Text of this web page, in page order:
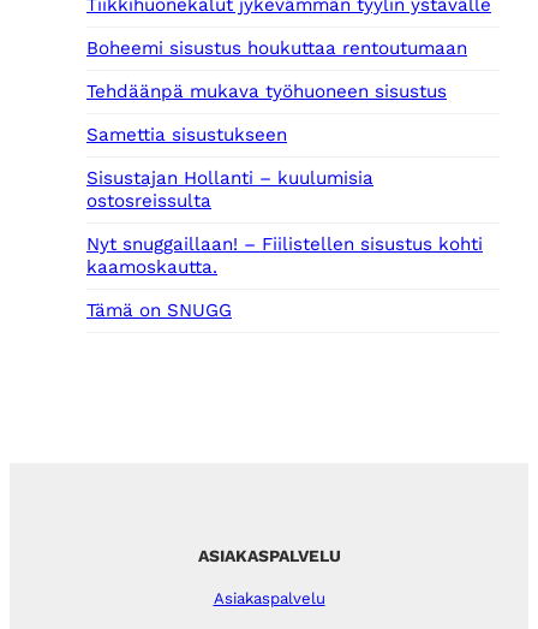
Tiikkihuonekalut jykevämmän tyylin ystävälle
Boheemi sisustus houkuttaa rentoutumaan
Tehdäänpä mukava työhuoneen sisustus
Samettia sisustukseen
Sisustajan Hollanti – kuulumisia
ostosreissulta
Nyt snuggaillaan! – Fiilistellen sisustus kohti
kaamoskautta.
Tämä on SNUGG
ASIAKASPALVELU
Asiakaspalvelu